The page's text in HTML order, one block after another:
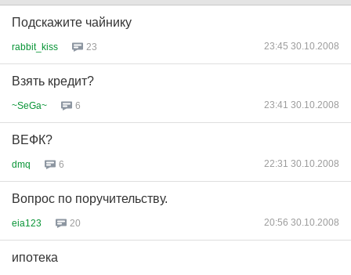
Подскажите чайнику
rabbit_kiss 23 23:45 30.10.2008
Взять кредит?
~SeGa~ 6 23:41 30.10.2008
ВЕФК?
dmq 6 22:31 30.10.2008
Вопрос по поручительству.
eia123 20 20:56 30.10.2008
ипотека